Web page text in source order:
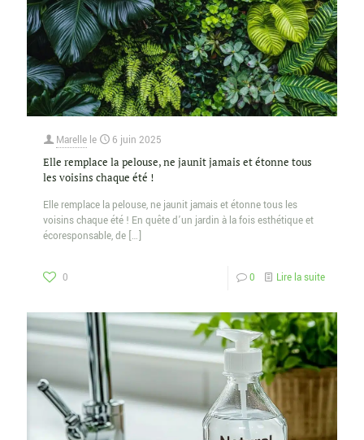
Marelle le 6 juin 2025
Elle remplace la pelouse, ne jaunit jamais et étonne tous
les voisins chaque été !
Elle remplace la pelouse, ne jaunit jamais et étonne tous les
voisins chaque été ! En quête d’un jardin à la fois esthétique et
écoresponsable, de […]
0 0 Lire la suite